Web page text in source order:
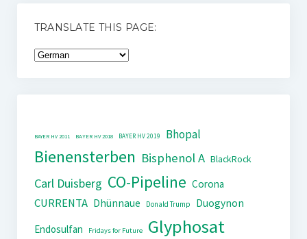
TRANSLATE THIS PAGE:
BAYER HV 2011 BAYER HV 2018 BAYER HV 2019 Bhopal
Bienensterben Bisphenol A BlackRock
Carl Duisberg CO-Pipeline Corona
CURRENTA Dhünnaue Donald Trump
Duogynon
Endosulfan
Fridays for Future Glyphosat